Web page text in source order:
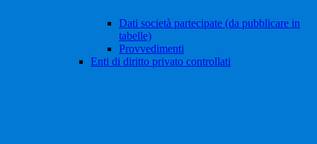
Dati società partecipate (da pubblicare in
tabelle)
Provvedimenti
Enti di diritto privato controllati